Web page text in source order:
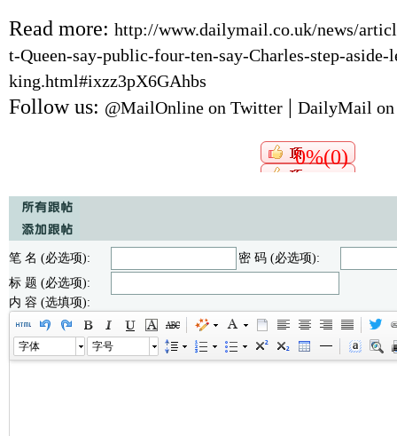
Read more: http://www.dailymail.co.uk/news/
t-Queen-say-public-four-ten-say-Charles-step-
king.html#ixzz3pX6GAhbs
Follow us: @MailOnline on Twitter | DailyMail on
0%(0)
笔 名 (必选项):
密 码 (必选项):
标 题 (必选项):
内 容 (选填项):
字体 字号